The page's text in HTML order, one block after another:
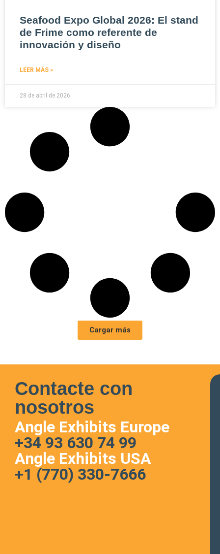
Seafood Expo Global 2026: El stand
de Frime como referente de
innovación y diseño
LEER MÁS »
28 de abril de 2026
Cargar más
Contacte con
nosotros
Angle Exhibits Europe
+34 93 630 74 99
Angle Exhibits USA
+1 (770) 330-7666